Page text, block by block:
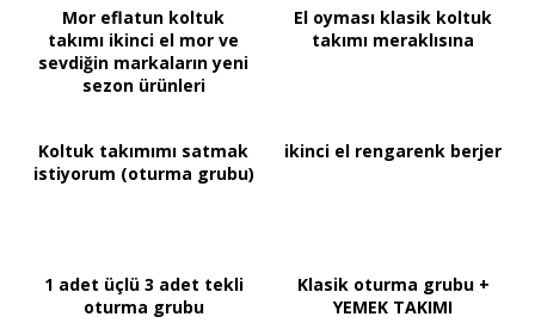
Mor eflatun koltuk
takımı ikinci el mor ve
sevdiğin markaların yeni
sezon ürünleri
El oyması klasik koltuk
takımı meraklısına
Koltuk takımımı satmak
istiyorum (oturma grubu)
ikinci el rengarenk berjer
1 adet üçlü 3 adet tekli
oturma grubu
Klasik oturma grubu +
YEMEK TAKIMI